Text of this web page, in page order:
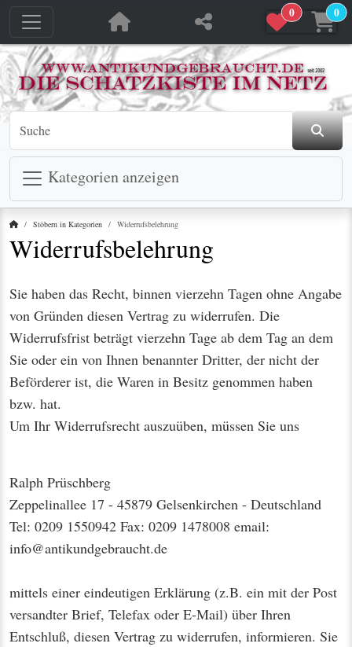
0 0
Kategorien anzeigen
StartseiteStöbern in Kategorien Widerrufsbelehrung
Widerrufsbelehrung
Sie haben das Recht, binnen vierzehn Tagen ohne Angabe
von Gründen diesen Vertrag zu widerrufen. Die
Widerrufsfrist beträgt vierzehn Tage ab dem Tag an dem
Sie oder ein von Ihnen benannter Dritter, der nicht der
Beförderer ist, die Waren in Besitz genommen haben
bzw. hat.
Um Ihr Widerrufsrecht auszuüben, müssen Sie uns
Ralph Prüschberg
Zeppelinallee 17 - 45879 Gelsenkirchen - Deutschland
Tel: 0209 1550942 Fax: 0209 1478008 email:
info@antikundgebraucht.de
mittels einer eindeutigen Erklärung (z.B. ein mit der Post
versandter Brief, Telefax oder E-Mail) über Ihren
Entschluß, diesen Vertrag zu widerrufen, informieren. Sie